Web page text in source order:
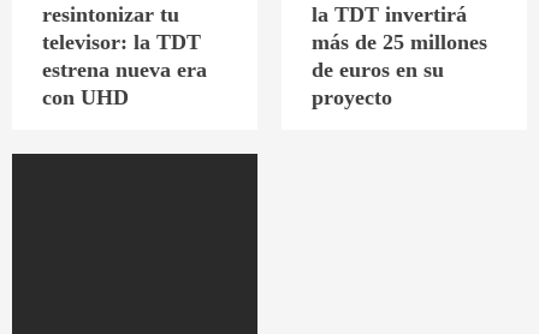
resintonizar tu
televisor: la TDT
estrena nueva era
con UHD
la TDT invertirá
más de 25 millones
de euros en su
proyecto